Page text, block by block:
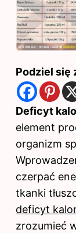
Podziel się
Deficyt
element
organizm
czerpać
tkanki
deficyt
zrozumieć